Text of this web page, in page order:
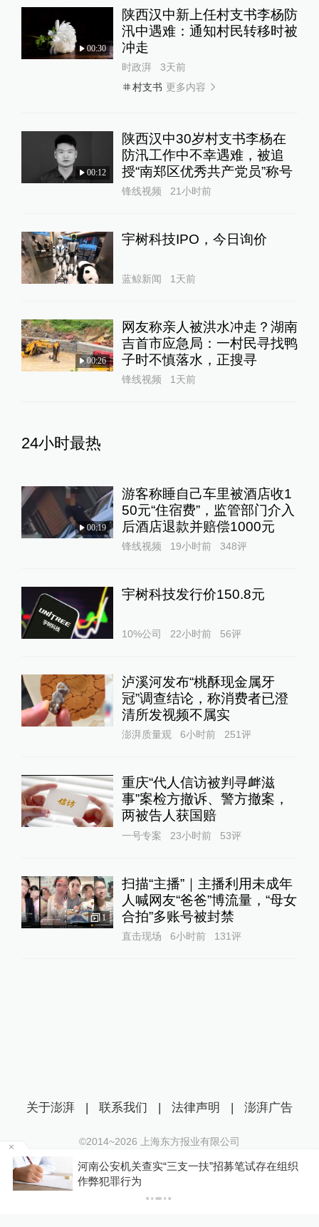
00:30
陕西汉中新上任村支书李杨防
汛中遇难：通知村民转移时被
冲走
时政湃
3天前
村支书 更多内容
00:12
陕西汉中30岁村支书李杨在
防汛工作中不幸遇难，被追
授“南郑区优秀共产党员”称号
锋线视频 21小时前
宇树科技IPO，今日询价
蓝鲸新闻 1天前
00:26
网友称亲人被洪水冲走？湖南
吉首市应急局：一村民寻找鸭
子时不慎落水，正搜寻
锋线视频 1天前
24小时最热
00:19
游客称睡自己车里被酒店收1
50元“住宿费”，监管部门介入
后酒店退款并赔偿1000元
锋线视频 19小时前 348评
宇树科技发行价150.8元
10%公司 22小时前 56评
泸溪河发布“桃酥现金属牙
冠”调查结论，称消费者已澄
清所发视频不属实
澎湃质量观 6小时前 251评
重庆“代人信访被判寻衅滋
事”案检方撤诉、警方撤案，
两被告人获国赔
一号专案 23小时前 53评
1
扫描“主播”｜主播利用未成年
人喊网友“爸爸”博流量，“母女
合拍”多账号被封禁
直击现场 6小时前 131评
德国沙盘推演“对华贸易战”：寻找中国“软肋”就能
解决德国困境吗？
关于澎湃 | 联系我们 | 法律声明 | 澎湃广告
©2014~2026 上海东方报业有限公司
沪ICP证：沪B2-20170116 | 沪ICP备14003370号
互联网新闻信息服务许可证：31120170006
沪公网安备 31010602000299号